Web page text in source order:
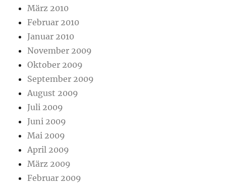
März 2010
Februar 2010
Januar 2010
November 2009
Oktober 2009
September 2009
August 2009
Juli 2009
Juni 2009
Mai 2009
April 2009
März 2009
Februar 2009